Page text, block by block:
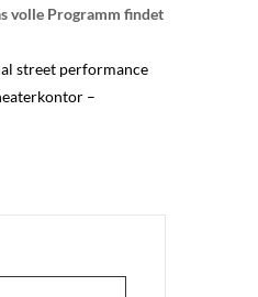
volle Programm findet
street performance
–